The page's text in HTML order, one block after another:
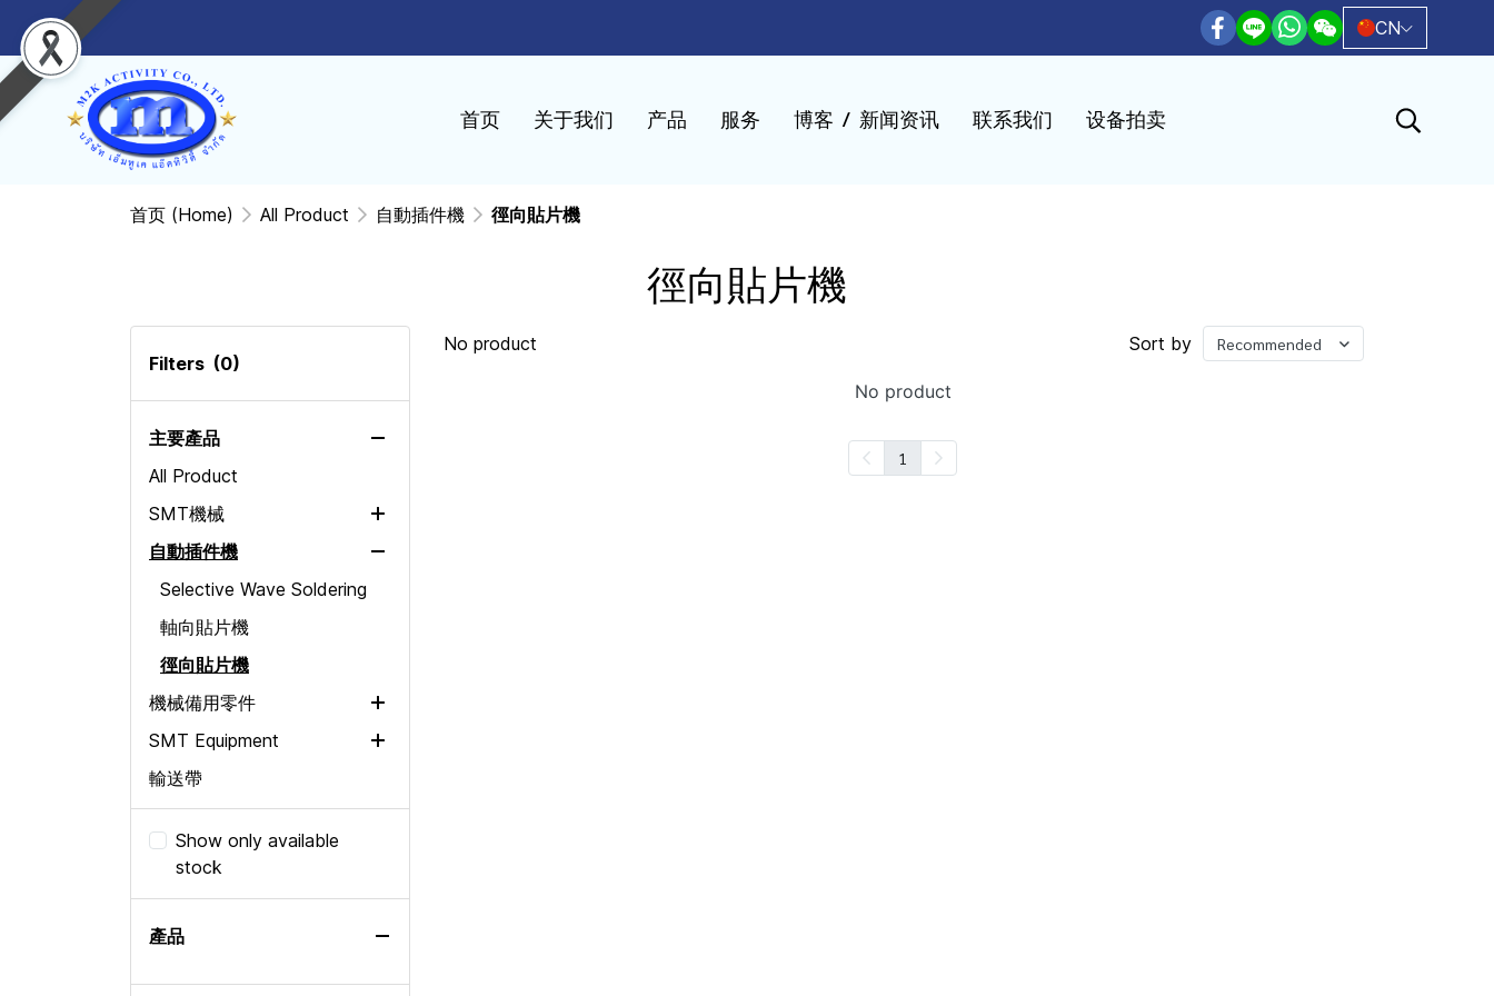
CN
首页 关于我们 产品 服务 博客 / 新闻资讯 联系我们 设备拍卖
首页 (Home) All Product 自動插件機 徑向貼片機
徑向貼片機
Filters (0)
主要產品
All Product
SMT機械
二手胶水点胶机
PANASONIC HDF NM-
Other Machine
Loader / Unloader
網版印刷機
Solder Paste Inspection
Pick and Place
Reflow Oven
Automated Optical
Inspection
自動插件機
Selective Wave Soldering
軸向貼片機
徑向貼片機
機械備用零件
社群媒體 齒輪馬達
社群媒體 伺服电机
社群媒體 進紙器
社群媒體 SC伺服驅動器
社群媒體 感應器
SMT Equipment
Sticky roll
Splice Tape
3 Hole
刮水卷
輸送帶
PCB SMT 料架
Others
Show only available
stock
產品
No product Sort by Recommended
No product
1